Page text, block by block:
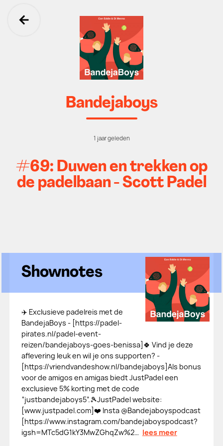
Ga terug
Bandejaboys
1 jaar geleden
#69: Duwen en trekken op
de padelbaan - Scott Padel
Shownotes
✈️ Exclusieve padelreis met de
BandejaBoys - [⁠⁠⁠⁠⁠⁠⁠⁠⁠⁠⁠⁠⁠⁠https://padel-
pirates.nl/padel-event-
reizen/bandejaboys-goes-benissa⁠⁠⁠⁠⁠⁠⁠⁠⁠⁠⁠⁠⁠⁠]🍀 Vind je deze
aflevering leuk en wil je ons supporten? -
[⁠⁠⁠⁠⁠⁠⁠⁠⁠⁠⁠⁠⁠⁠https://vriendvandeshow.nl/bandejaboys⁠⁠⁠⁠⁠⁠⁠⁠⁠⁠⁠⁠⁠⁠]Als bonus
voor de amigos en amigas biedt JustPadel een
exclusieve 5% korting met de code
“justbandejaboys5”.🎾JustPadel website:
[⁠⁠⁠⁠⁠⁠⁠⁠⁠⁠⁠⁠⁠⁠www.justpadel.com⁠⁠⁠⁠⁠⁠⁠⁠⁠⁠⁠⁠⁠⁠]❤️ Insta @Bandejaboyspodcast
[⁠⁠⁠⁠⁠⁠⁠⁠⁠⁠⁠⁠⁠⁠https://www.instagram.com/bandejaboyspodcast?
igsh=MTc5dG1kY3MwZGhqZw%2… lees meer